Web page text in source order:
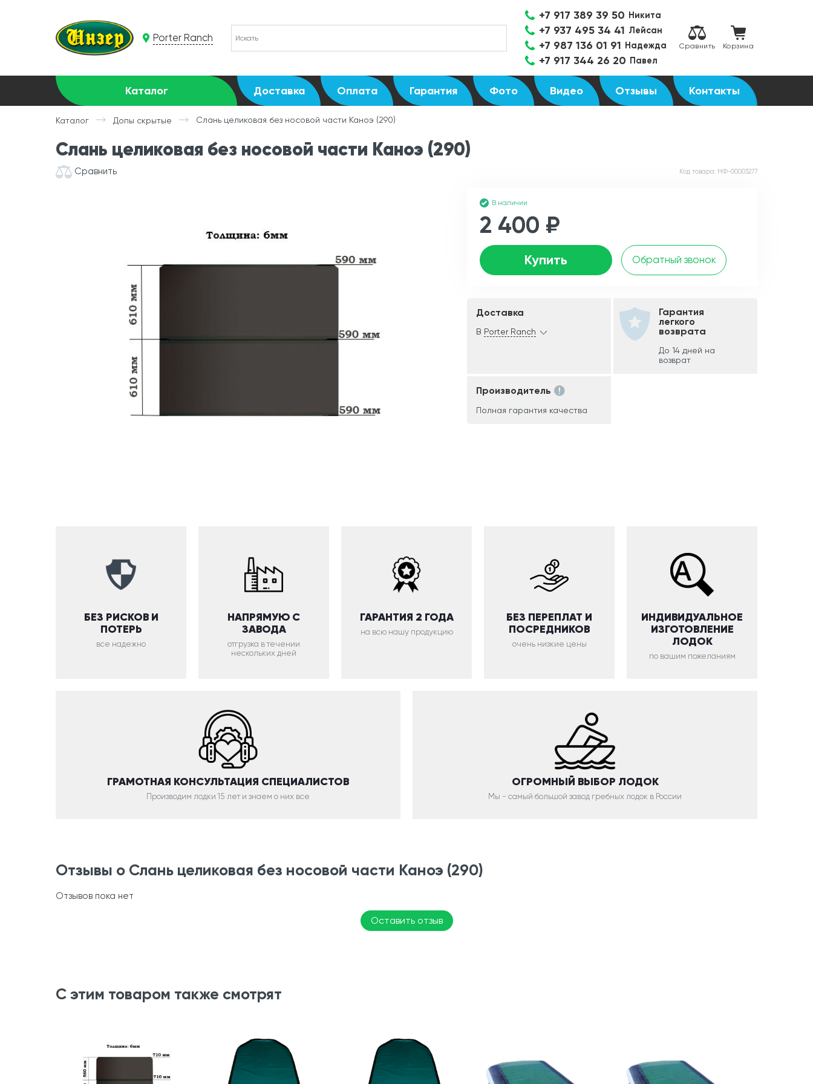
Porter Ranch
+7 917 389 39 50 Никита
+7 937 495 34 41 Лейсан
+7 987 136 01 91 Надежда
+7 917 344 26 20 Павел
Сравнить Корзина
Каталог Доставка Оплата Гарантия Фото Видео Отзывы Контакты
Каталог Допы скрытые Слань целиковая без носовой части Каноэ (290)
Слань целиковая без носовой части Каноэ (290)
Сравнить Код товара: НФ-00003277
В наличии
2 400 ₽
Купить Обратный звонок
Доставка
В Porter Ranch
Гарантия
легкого
возврата
До 14 дней на
возврат
Производитель
Полная гарантия качества
БЕЗ РИСКОВ И
ПОТЕРЬ
все надежно
НАПРЯМУЮ С
ЗАВОДА
отгрузка в течении
нескольких дней
ГАРАНТИЯ 2 ГОДА
на всю нашу продукцию
БЕЗ ПЕРЕПЛАТ И
ПОСРЕДНИКОВ
очень низкие цены
ИНДИВИДУАЛЬНОЕ
ИЗГОТОВЛЕНИЕ
ЛОДОК
по вашим пожеланиям
ГРАМОТНАЯ КОНСУЛЬТАЦИЯ СПЕЦИАЛИСТОВ
Производим лодки 15 лет и знаем о них все
ОГРОМНЫЙ ВЫБОР ЛОДОК
Мы - самый большой завод гребных лодок в России
Отзывы о Слань целиковая без носовой части Каноэ (290)
Отзывов пока нет
Оставить отзыв
С этим товаром также смотрят